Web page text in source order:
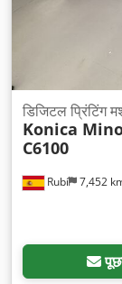
Rubí 7,452
डिजिटल प्रिंटिंग
Konica
C6100